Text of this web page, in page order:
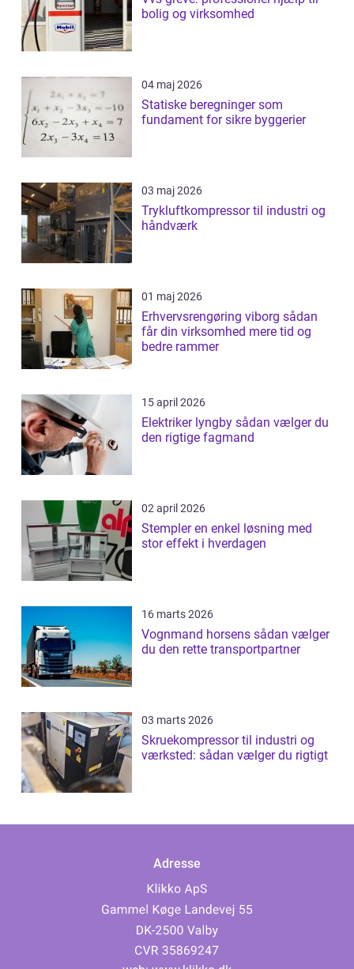
bolig og virksomhed
04 maj 2026
Statiske beregninger som
fundament for sikre byggerier
03 maj 2026
Trykluftkompressor til industri og
håndværk
01 maj 2026
Erhvervsrengøring viborg sådan
får din virksomhed mere tid og
bedre rammer
15 april 2026
Elektriker lyngby sådan vælger du
den rigtige fagmand
02 april 2026
Stempler en enkel løsning med
stor effekt i hverdagen
16 marts 2026
Vognmand horsens sådan vælger
du den rette transportpartner
03 marts 2026
Skruekompressor til industri og
værksted: sådan vælger du rigtigt
Adresse